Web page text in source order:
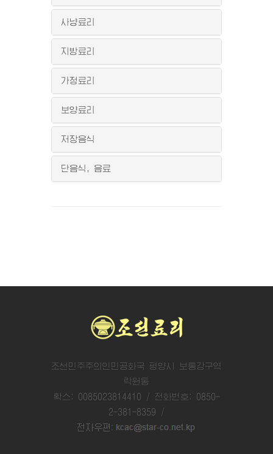
사냥료리
지방료리
가정료리
보양료리
저장음식
단음식, 음료
조선민주주의인민공화국 평양시 보통강구역
락원동
확스: 0085023814410 / 전화번호: 0850-
2-381-8359 /